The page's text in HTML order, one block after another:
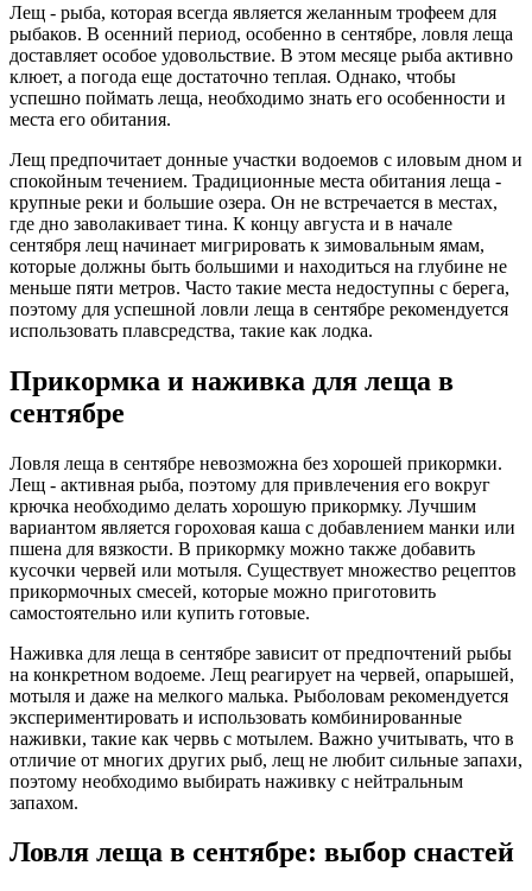
Лещ - рыба, которая всегда является желанным трофеем для
рыбаков. В осенний период, особенно в сентябре, ловля леща
доставляет особое удовольствие. В этом месяце рыба активно
клюет, а погода еще достаточно теплая. Однако, чтобы
успешно поймать леща, необходимо знать его особенности и
места его обитания.
Лещ предпочитает донные участки водоемов с иловым дном и
спокойным течением. Традиционные места обитания леща -
крупные реки и большие озера. Он не встречается в местах,
где дно заволакивает тина. К концу августа и в начале
сентября лещ начинает мигрировать к зимовальным ямам,
которые должны быть большими и находиться на глубине не
меньше пяти метров. Часто такие места недоступны с берега,
поэтому для успешной ловли леща в сентябре рекомендуется
использовать плавсредства, такие как лодка.
Прикормка и наживка для леща в
сентябре
Ловля леща в сентябре невозможна без хорошей прикормки.
Лещ - активная рыба, поэтому для привлечения его вокруг
крючка необходимо делать хорошую прикормку. Лучшим
вариантом является гороховая каша с добавлением манки или
пшена для вязкости. В прикормку можно также добавить
кусочки червей или мотыля. Существует множество рецептов
прикормочных смесей, которые можно приготовить
самостоятельно или купить готовые.
Наживка для леща в сентябре зависит от предпочтений рыбы
на конкретном водоеме. Лещ реагирует на червей, опарышей,
мотыля и даже на мелкого малька. Рыболовам рекомендуется
экспериментировать и использовать комбинированные
наживки, такие как червь с мотылем. Важно учитывать, что в
отличие от многих других рыб, лещ не любит сильные запахи,
поэтому необходимо выбирать наживку с нейтральным
запахом.
Ловля леща в сентябре: выбор снастей